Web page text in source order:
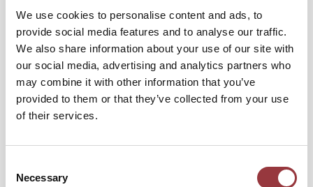
We use cookies to personalise content and ads, to
provide social media features and to analyse our traffic.
We also share information about your use of our site with
our social media, advertising and analytics partners who
may combine it with other information that you’ve
provided to them or that they’ve collected from your use
of their services.
Selection
Necessary
STRANDS BREMEN XENON EXTRALJUS 9"